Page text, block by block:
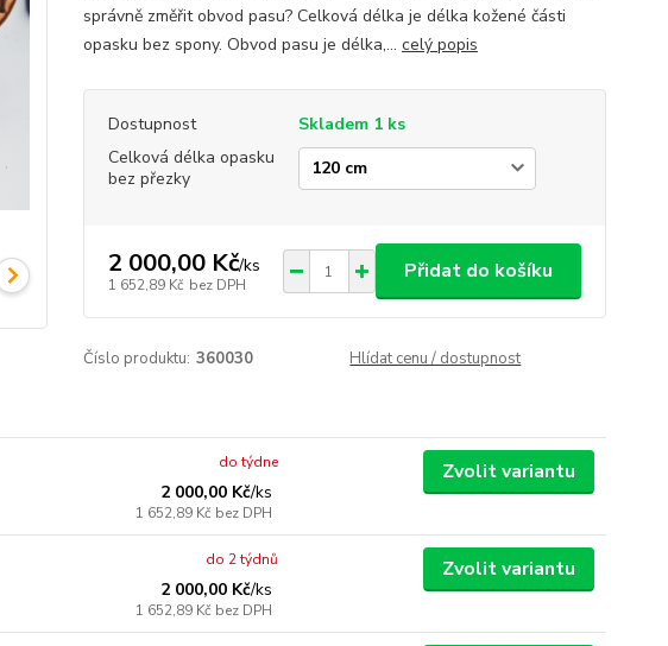
správně změřit obvod pasu? Celková délka je délka kožené části
opasku bez spony. Obvod pasu je délka,... celý popis
Dostupnost
Skladem 1 ks
Celková délka opasku
bez přezky
2 000,00 Kč/ks
1 652,89 Kč bez DPH
Přidat do košíku
Číslo produktu: 360030 Hlídat cenu / dostupnost
2 000,00 Kč/ks
1 652,89 Kč bez DPH
do týdne Zvolit variantu
2 000,00 Kč/ks
1 652,89 Kč bez DPH
do 2 týdnů Zvolit variantu